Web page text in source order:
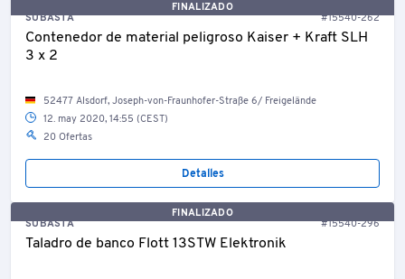
FINALIZADO
SUBASTA
#15540-262
Contenedor de material peligroso Kaiser + Kraft SLH
3 x 2
52477 Alsdorf, Joseph-von-Fraunhofer-Straße 6/ Freigelände
12. may 2020, 14:55 (CEST)
20 Ofertas
Detalles
FINALIZADO
SUBASTA
#15540-296
Taladro de banco Flott 13STW Elektronik